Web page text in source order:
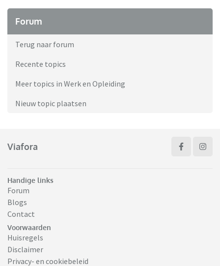
Forum
Terug naar forum
Recente topics
Meer topics in Werk en Opleiding
Nieuw topic plaatsen
Viafora
Handige links
Forum
Blogs
Contact
Voorwaarden
Huisregels
Disclaimer
Privacy- en cookiebeleid